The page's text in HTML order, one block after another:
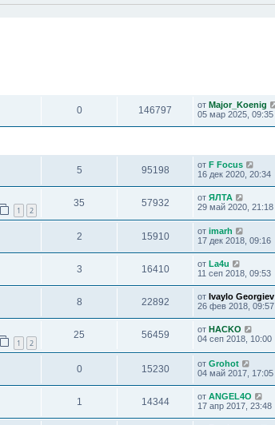
0 146797 от Major_Koenig
05 мар 2025, 09:35
5 95198 от F Focus
16 дек 2020, 20:34
1 2
35 57932 от ЯЛТА
29 май 2020, 21:18
2 15910 от imarh
17 дек 2018, 09:16
3 16410 от La4u
11 сеп 2018, 09:53
8 22892 от Ivaylo Georgiev
26 фев 2018, 09:57
1 2
25 56459 от HACKO
04 сеп 2018, 10:00
0 15230 от Grohot
04 май 2017, 17:05
1 14344 от ANGEL4O
17 апр 2017, 23:48